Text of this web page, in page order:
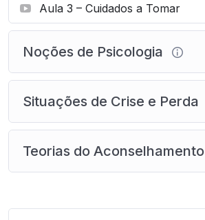
Aula 3 – Cuidados a Tomar
Noções de Psicologia
Situações de Crise e Perda
Teorias do Aconselhamento